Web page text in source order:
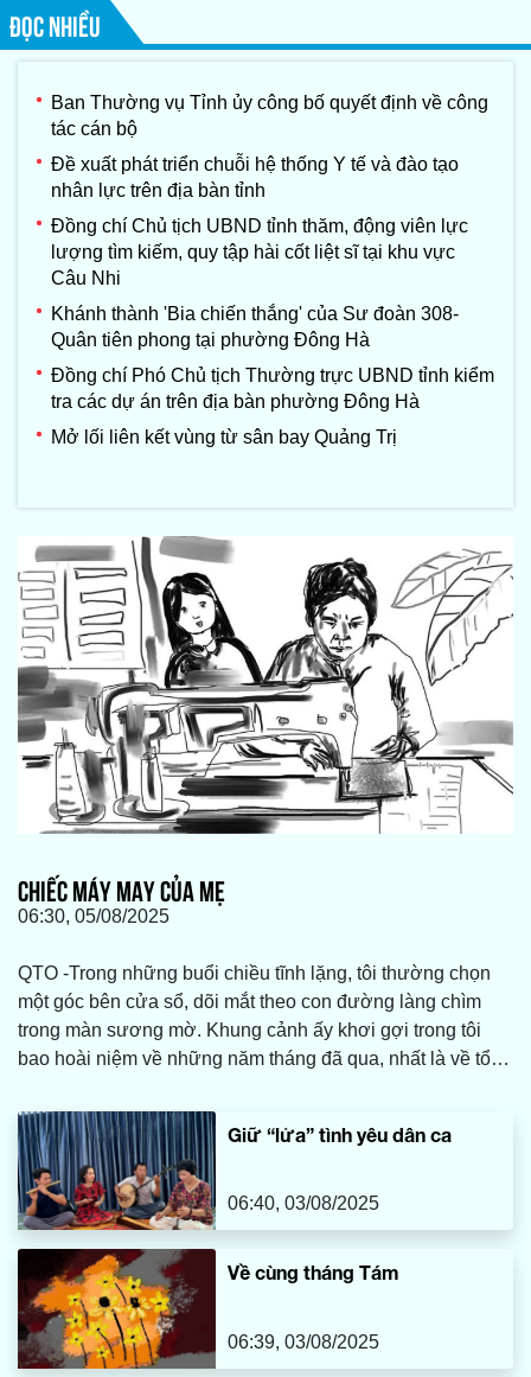
ĐỌC NHIỀU
Ban Thường vụ Tỉnh ủy công bố quyết định về công
tác cán bộ
Đề xuất phát triển chuỗi hệ thống Y tế và đào tạo
nhân lực trên địa bàn tỉnh
Đồng chí Chủ tịch UBND tỉnh thăm, động viên lực
lượng tìm kiếm, quy tập hài cốt liệt sĩ tại khu vực
Câu Nhi
Khánh thành 'Bia chiến thắng' của Sư đoàn 308-
Quân tiên phong tại phường Đông Hà
Đồng chí Phó Chủ tịch Thường trực UBND tỉnh kiểm
tra các dự án trên địa bàn phường Đông Hà
Mở lối liên kết vùng từ sân bay Quảng Trị
CHIẾC MÁY MAY CỦA MẸ
06:30, 05/08/2025
QTO -Trong những buổi chiều tĩnh lặng, tôi thường chọn
một góc bên cửa sổ, dõi mắt theo con đường làng chìm
trong màn sương mờ. Khung cảnh ấy khơi gợi trong tôi
bao hoài niệm về những năm tháng đã qua, nhất là về tổ
lặng lẽ vun vén và chăm sóc cho cả gia đình. Và ở đó,
giữa bao nhiêu vật dụng thân thuộc, tôi vẫn mãi nhớ về
chiếc máy may cũ kỹ của mẹ, một món đồ tưởng chừng đã
bị thời gian lãng quên.
Giữ “lửa” tình yêu dân ca
06:40, 03/08/2025
Về cùng tháng Tám
06:39, 03/08/2025